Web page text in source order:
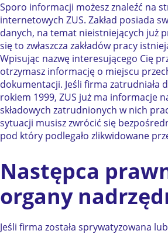
Sporo informacji możesz znaleźć na
internetowych ZUS. Zakład posiada
danych, na temat nieistniejących już
się to zwłaszcza zakładów pracy
Wpisując nazwę interesującego Cię
otrzymasz informację o miejscu
dokumentacji. Jeśli firma zatrudniała
rokiem 1999, ZUS już ma informacje
składowych zatrudnionych w nich
sytuacji musisz zwrócić się
pod który podlegało zlikwidowane
Następca
organy
Jeśli firma została sprywatyzowana